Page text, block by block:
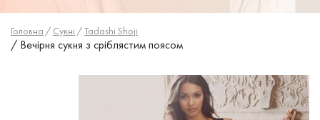
Головна / Сукнi /Tadashi Shoji
/ Вечірня сукня з сріблястим поясом